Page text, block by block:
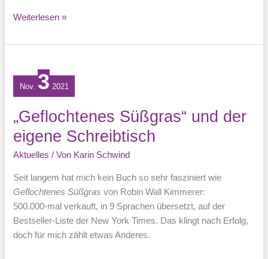
Wie
man
Natur?
Weiterlesen »
Nov. 3 2021
„Geflochtenes Süßgras“ und der
eigene Schreibtisch
Aktuelles / Von Karin Schwind
Seit langem hat mich kein Buch so sehr fasziniert wie
Geflochtenes Süßgras von Robin Wall Kimmerer:
500.000-mal verkauft, in 9 Sprachen übersetzt, auf der
Bestseller-Liste der New York Times. Das klingt nach Erfolg,
doch für mich zählt etwas Anderes.